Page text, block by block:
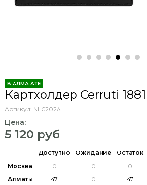
В АЛМА-АТЕ
Картхолдер Cerruti
Артикул: NLC202A
Цена:
5 120 руб
Доступно Ожидание Остаток
Москва
Алматы